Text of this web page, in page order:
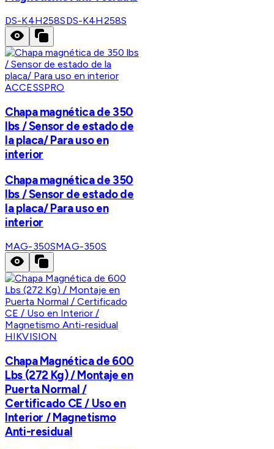
DS-K4H258SDS-K4H258S
ACCESSPRO
Chapa magnética de 350
lbs / Sensor de estado de
la placa/ Para uso en
interior
Chapa magnética de 350
lbs / Sensor de estado de
la placa/ Para uso en
interior
MAG-350SMAG-350S
HIKVISION
Chapa Magnética de 600
Lbs (272 Kg) / Montaje en
Puerta Normal /
Certificado CE / Uso en
Interior / Magnetismo
Anti-residual